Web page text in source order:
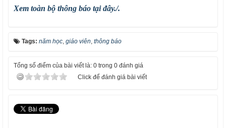
Xem toàn bộ thông báo tại đây./.
Tags: năm học, giáo viên, thông báo
Tổng số điểm của bài viết là: 0 trong 0 đánh giá
Click để đánh giá bài viết